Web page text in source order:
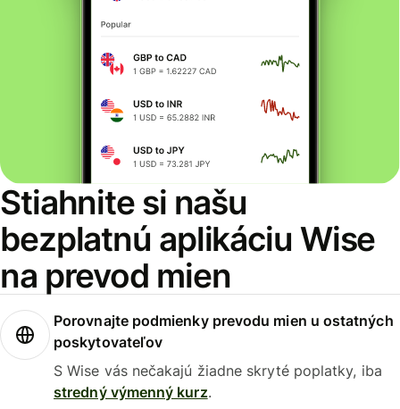
Stiahnite si našu
bezplatnú aplikáciu Wise
na prevod mien
Porovnajte podmienky prevodu mien u ostatných
poskytovateľov
S Wise vás nečakajú žiadne skryté poplatky, iba
stredný výmenný kurz.